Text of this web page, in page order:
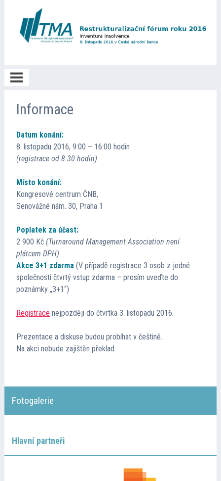
Poděkování
O akci
Program
Přednášející
Fotogalerie
Kontakt
Informace
Datum konání:
8. listopadu 2016, 9:00 – 16:00 hodin
(registrace od 8.30 hodin)
Místo konání:
Kongresové centrum ČNB,
Senovážné nám. 30, Praha 1
Poplatek za účast:
2 900 Kč (Turnaround Management Association není
plátcem DPH)
Akce 3+1 zdarma(V případě registrace 3 osob z jedné
společnosti čtvrtý vstup zdarma – prosím uveďte do
poznámky „3+1“)
Registrace nejpozději do čtvrtka 3. listopadu 2016.
Prezentace a diskuse budou probíhat v češtině.
Na akci nebude zajištěn překlad.
Fotogalerie
Hlavní partneři